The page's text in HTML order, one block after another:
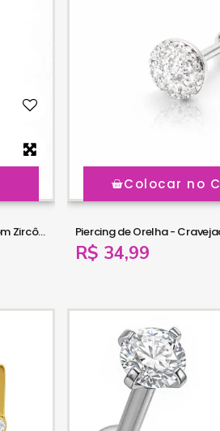
Piercing de Orelha - Labret Abelha com Zircônias - Aço Cirúrgico - 6ORE1085
Colocar no
Piercing de Orelha -
R$ 34,99